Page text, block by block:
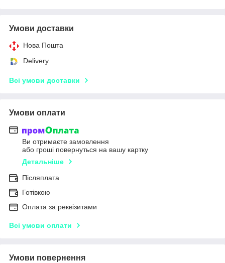
Умови доставки
Нова Пошта
Delivery
Всі умови доставки
Умови оплати
Ви отримаєте замовлення
або гроші повернуться на вашу картку
Детальніше
Післяплата
Готівкою
Оплата за реквізитами
Всі умови оплати
Умови повернення